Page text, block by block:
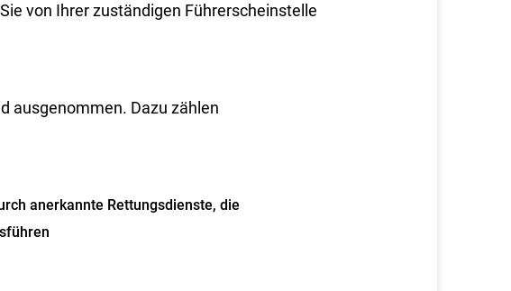
von Ihrer zuständigen Führerscheinstelle
ausgenommen. Dazu zählen
anerkannte Rettungsdienste, die